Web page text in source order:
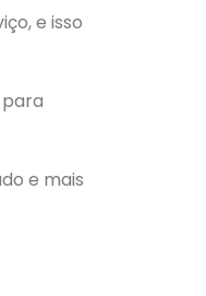
e isso
e mais